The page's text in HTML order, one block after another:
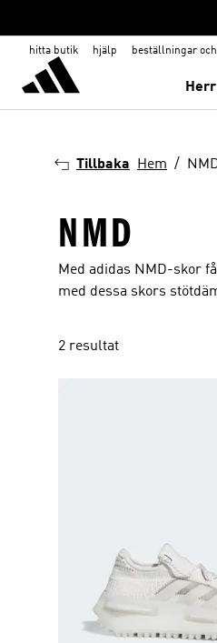
hitta butik hjälp beställningar
Herr
Tillbaka Hem
NMD
Med adidas NMD-skor
med dessa skors
2 resultat